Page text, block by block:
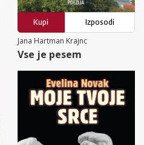
Kupi
Izposodi
Jana Hartman Krajnc
Vse je pesem